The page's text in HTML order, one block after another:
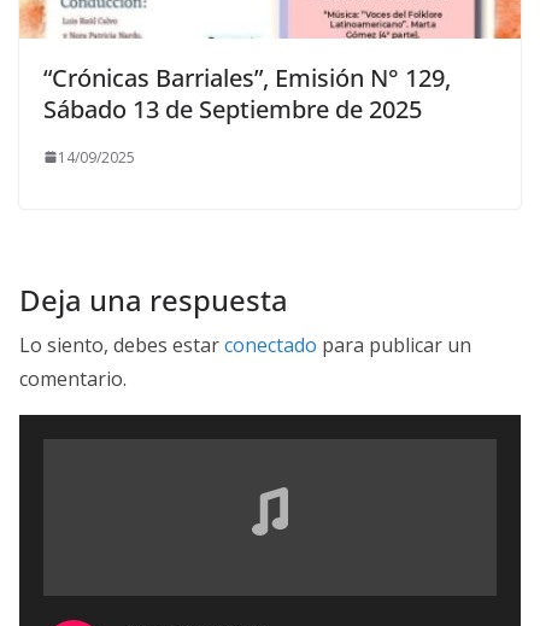
“Crónicas Barriales”, Emisión N° 129,
Sábado 13 de Septiembre de 2025
14/09/2025
Deja una respuesta
Lo siento, debes estarconectado para publicar un
comentario.